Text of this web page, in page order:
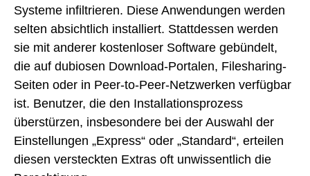
Systeme infiltrieren. Diese Anwendungen werden
selten absichtlich installiert. Stattdessen werden
sie mit anderer kostenloser Software gebündelt,
die auf dubiosen Download-Portalen, Filesharing-
Seiten oder in Peer-to-Peer-Netzwerken verfügbar
ist. Benutzer, die den Installationsprozess
überstürzen, insbesondere bei der Auswahl der
Einstellungen „Express“ oder „Standard“, erteilen
diesen versteckten Extras oft unwissentlich die